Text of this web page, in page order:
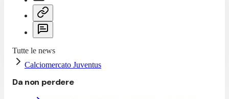
Tutte le news
Calciomercato Juventus
Da non perdere